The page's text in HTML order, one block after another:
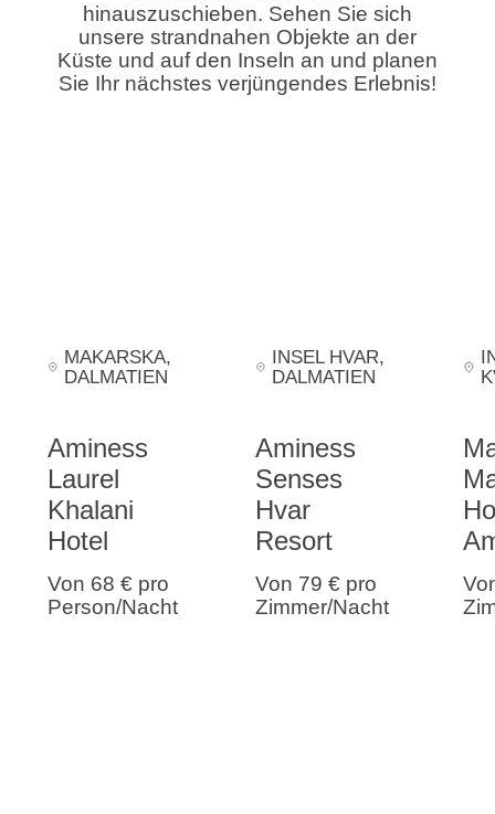
hinauszuschieben. Sehen Sie sich
unsere strandnahen Objekte an der
Küste und auf den Inseln an und planen
Sie Ihr nächstes verjüngendes Erlebnis!
MAKARSKA,
DALMATIEN
Aminess
Laurel
Khalani
Hotel
Von 68 € pro
Person/Nacht
INSEL HVAR,
DALMATIEN
Aminess
Senses
Hvar
Resort
Von 79 € pro
Zimmer/Nacht